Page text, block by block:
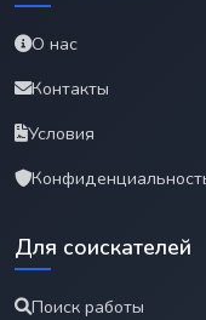
О нас
Контакты
Условия
Для соискателей
Поиск работы